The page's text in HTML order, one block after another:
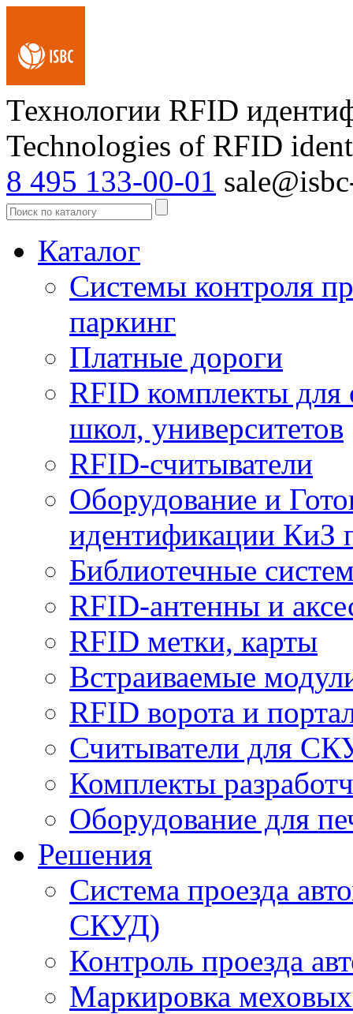
Технологии RFID
Technologies of RFID
8 495 133-00-01
Каталог
Системы контроля
паркинг
Платные дороги
RFID комплекты для
школ, университетов
RFID-считыватели
Оборудование и
идентификации
Библиотечные
RFID-антенны и
RFID метки, карты
Встраиваемые
RFID ворота и
Считыватели для
Комплекты
Оборудование для
Решения
Система проезда
СКУД)
Контроль проезда
Маркировка